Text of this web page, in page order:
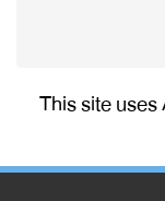
This site